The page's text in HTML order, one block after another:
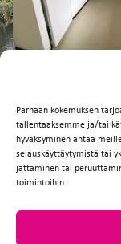
Parhaan kokemuksen
tallentaaksemme ja/tai
hyväksyminen antaa
selauskäyttäytymistä tai
jättäminen tai
toimintoihin.
Facebook
TwitterEmail